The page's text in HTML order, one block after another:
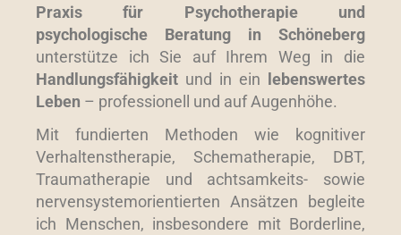
Praxis für Psychotherapie und
psychologische Beratung in Schöneberg
unterstütze ich Sie auf Ihrem Weg in die
Handlungsfähigkeit und in ein lebenswertes
Leben – professionell und auf Augenhöhe.
Mit fundierten Methoden wie kognitiver
Verhaltenstherapie, Schematherapie, DBT,
Traumatherapie und achtsamkeits- sowie
nervensystemorientierten Ansätzen begleite
ich Menschen, insbesondere mit Borderline,